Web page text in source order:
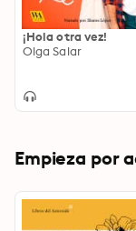
¡Hola otra vez!
Olga Salar
Empieza por